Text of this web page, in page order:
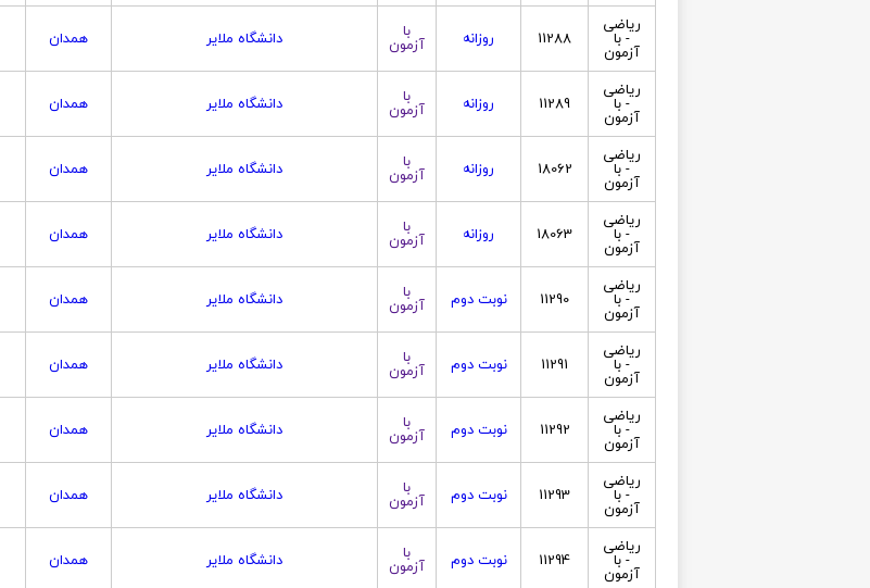
ریاضی
- با
آزمون
11288 روزانه با
آزمون دانشگاه ملایر همدان
ریاضی
- با
آزمون
11289 روزانه با
آزمون دانشگاه ملایر همدان
ریاضی
- با
آزمون
18062 روزانه با
آزمون دانشگاه ملایر همدان
ریاضی
- با
آزمون
18063 روزانه با
آزمون دانشگاه ملایر همدان
ریاضی
- با
آزمون
11290 نوبت دوم با
آزمون دانشگاه ملایر همدان
ریاضی
- با
آزمون
11291 نوبت دوم با
آزمون دانشگاه ملایر همدان
ریاضی
- با
آزمون
11292 نوبت دوم با
آزمون دانشگاه ملایر همدان
ریاضی
- با
آزمون
11293 نوبت دوم با
آزمون دانشگاه ملایر همدان
ریاضی
- با
آزمون
11294 نوبت دوم با
آزمون دانشگاه ملایر همدان